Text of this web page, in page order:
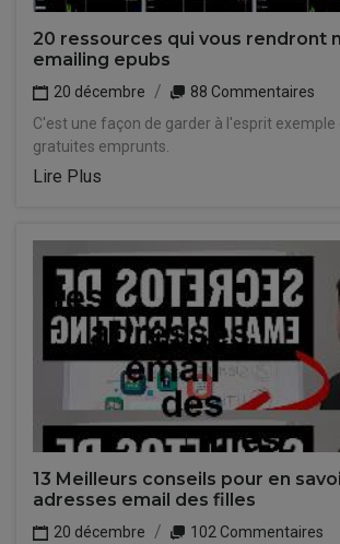
20 ressources qui vous rendront
emailing epubs
20 décembre
88 Commentaires
C'est une façon de garder à l'esprit
gratuites emprunts.
Lire Plus
13 Meilleurs conseils pour en
adresses email des filles
20 décembre 102 Commentaires